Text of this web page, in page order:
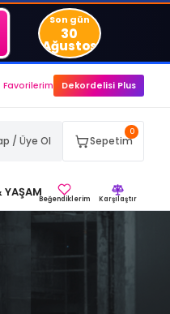
Son gün
30
Ağustos
Favorilerim Dekordelisi Plus
/ Üye Ol
0
Sepetim
YAŞAMBeğendiklerim Karşılaştır